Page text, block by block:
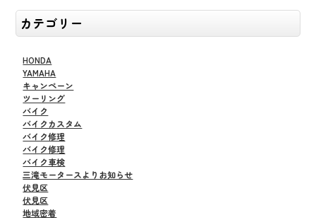
カテゴリー
HONDA
YAMAHA
キャンペーン
ツーリング
バイク
バイクカスタム
バイク修理
バイク修理
バイク車検
三滝モータースよりお知らせ
伏見区
伏見区
地域密着